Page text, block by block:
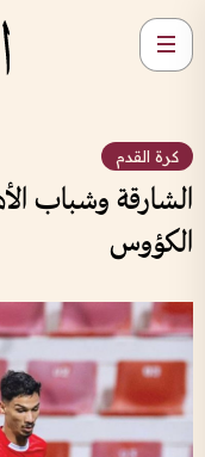
كرة القدم
الشارقة وشباب
الكؤوس